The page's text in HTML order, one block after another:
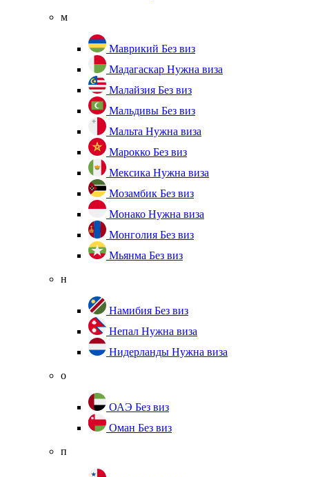
м
Маврикий Без виз
Мадагаскар Нужна виза
Малайзия Без виз
Мальдивы Без виз
Мальта Нужна виза
Марокко Без виз
Мексика Нужна виза
Мозамбик Без виз
Монако Нужна виза
Монголия Без виз
Мьянма Без виз
н
Намибия Без виз
Непал Нужна виза
Нидерланды Нужна виза
о
ОАЭ Без виз
Оман Без виз
п